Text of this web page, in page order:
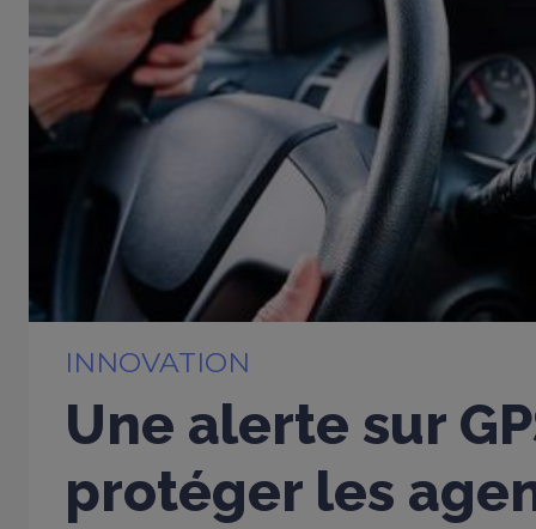
INNOVATION
Une alerte sur
protéger les